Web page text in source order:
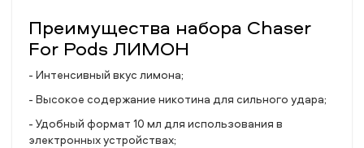
Преимущества набора Chaser
For Pods ЛИМОН
- Интенсивный вкус лимона;
- Высокое содержание никотина для сильного удара;
- Удобный формат 10 мл для использования в
электронных устройствах;